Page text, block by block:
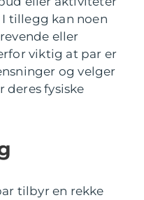
tillegg kan noen
eller
viktig at par er
og velger
deres fysiske
tilbyr en rekke